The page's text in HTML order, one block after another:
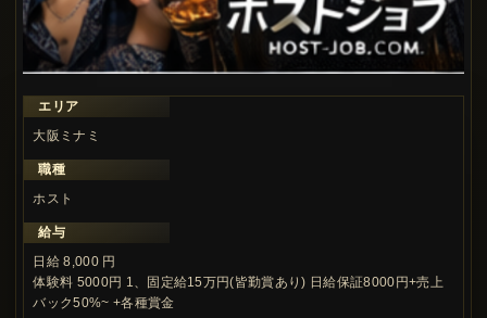
エリア
大阪ミナミ
職種
ホスト
給与
日給 8,000 円
体験料 5000円 1、固定給15万円(皆勤賞あり) 日給保証8000円+売上
バック50%~ +各種賞金